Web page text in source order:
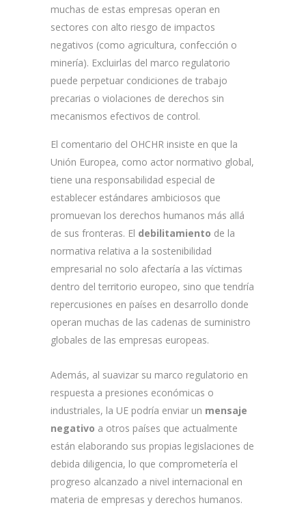
muchas de estas empresas operan en
sectores con alto riesgo de impactos
negativos (como agricultura, confección o
minería). Excluirlas del marco regulatorio
puede perpetuar condiciones de trabajo
precarias o violaciones de derechos sin
mecanismos efectivos de control.
El comentario del OHCHR insiste en que la
Unión Europea, como actor normativo global,
tiene una responsabilidad especial de
establecer estándares ambiciosos que
promuevan los derechos humanos más allá
de sus fronteras. El debilitamiento de la
normativa relativa a la sostenibilidad
empresarial no solo afectaría a las víctimas
dentro del territorio europeo, sino que tendría
repercusiones en países en desarrollo donde
operan muchas de las cadenas de suministro
globales de las empresas europeas.
Además, al suavizar su marco regulatorio en
respuesta a presiones económicas o
industriales, la UE podría enviar un mensaje
negativo a otros países que actualmente
están elaborando sus propias legislaciones de
debida diligencia, lo que comprometería el
progreso alcanzado a nivel internacional en
materia de empresas y derechos humanos.